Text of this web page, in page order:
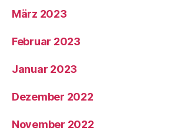
März 2023
Februar 2023
Januar 2023
Dezember 2022
November 2022